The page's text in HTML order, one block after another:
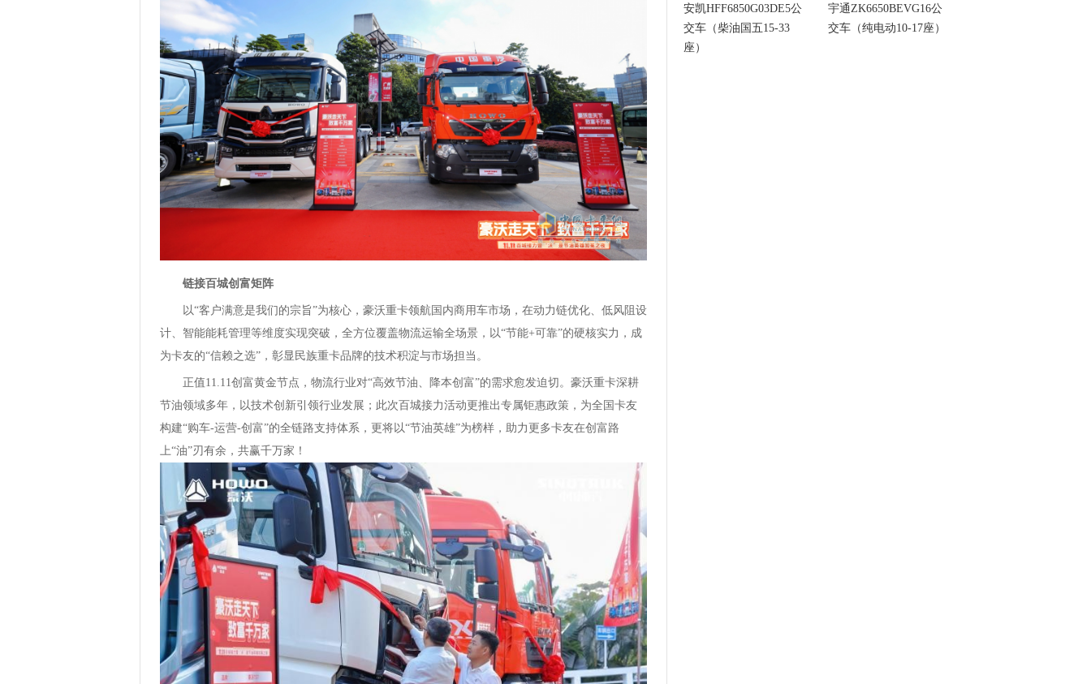
链接百城创富矩阵
以“客户满意是我们的宗旨”为核心，豪沃重卡领航国内商用车市场，在动力链优化、低风阻设
计、智能能耗管理等维度实现突破，全方位覆盖物流运输全场景，以“节能+可靠”的硬核实力，成
为卡友的“信赖之选”，彰显民族重卡品牌的技术积淀与市场担当。
正值11.11创富黄金节点，物流行业对“高效节油、降本创富”的需求愈发迫切。豪沃重卡深耕
节油领域多年，以技术创新引领行业发展；此次百城接力活动更推出专属钜惠政策，为全国卡友
构建“购车-运营-创富”的全链路支持体系，更将以“节油英雄”为榜样，助力更多卡友在创富路
上“油”刃有余，共赢千万家！
安凯HFF6850G03DE5公
交车（柴油国五15-33
座）
宇通ZK6650BEVG16公
交车（纯电动10-17座）